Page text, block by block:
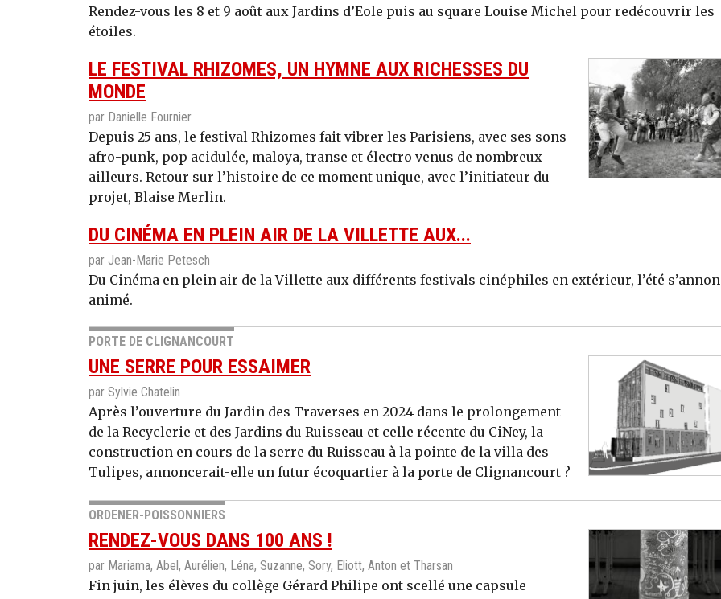
Rendez-vous les 8 et 9 août aux Jardins d’Eole puis au square Louise Michel pour redécouvrir les
étoiles.
LE FESTIVAL RHIZOMES, UN HYMNE AUX RICHESSES DU
MONDE
par Danielle Fournier
Depuis 25 ans, le festival Rhizomes fait vibrer les Parisiens, avec ses sons
afro-punk, pop acidulée, maloya, transe et électro venus de nombreux
ailleurs. Retour sur l’histoire de ce moment unique, avec l’initiateur du
projet, Blaise Merlin.
DU CINÉMA EN PLEIN AIR DE LA VILLETTE AUX...
par Jean-Marie Petesch
Du Cinéma en plein air de la Villette aux différents festivals cinéphiles en extérieur, l’été
animé.
PORTE DE CLIGNANCOURT
UNE SERRE POUR ESSAIMER
par Sylvie Chatelin
Après l’ouverture du Jardin des Traverses en 2024 dans le prolongement
de la Recyclerie et des Jardins du Ruisseau et celle récente du CiNey, la
construction en cours de la serre du Ruisseau à la pointe de la villa des
Tulipes, annoncerait-elle un futur écoquartier à la porte de Clignancourt ?
ORDENER-POISSONNIERS
RENDEZ-VOUS DANS 100 ANS !
par Mariama, Abel, Aurélien, Léna, Suzanne, Sory, Eliott, Anton et Tharsan
Fin juin, les élèves du collège Gérard Philipe ont scellé une capsule